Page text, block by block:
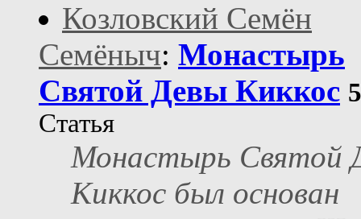
Козловский Семён
Семёныч: Монастырь
Святой Девы Киккос
Статья
Монастырь Святой
Киккос был основан